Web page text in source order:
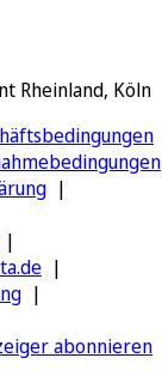
Rheinland, Köln
abonnieren